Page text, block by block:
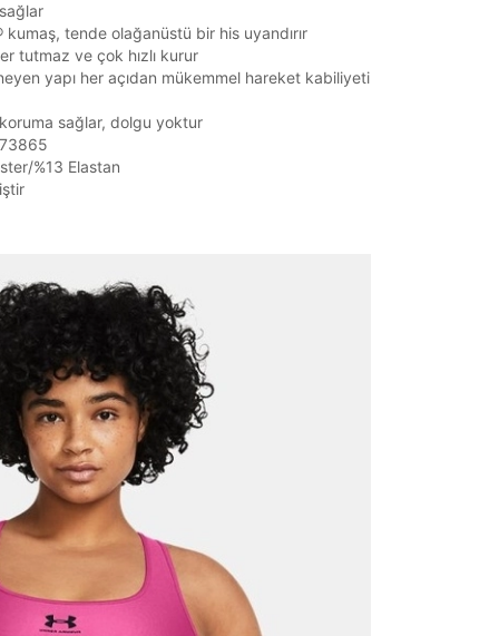
kumaş, tende olağanüstü bir his uyandırır
tutmaz ve çok hızlı kurur
yapı her açıdan mükemmel hareket kabiliyeti
sağlar, dolgu yoktur
%13 Elastan